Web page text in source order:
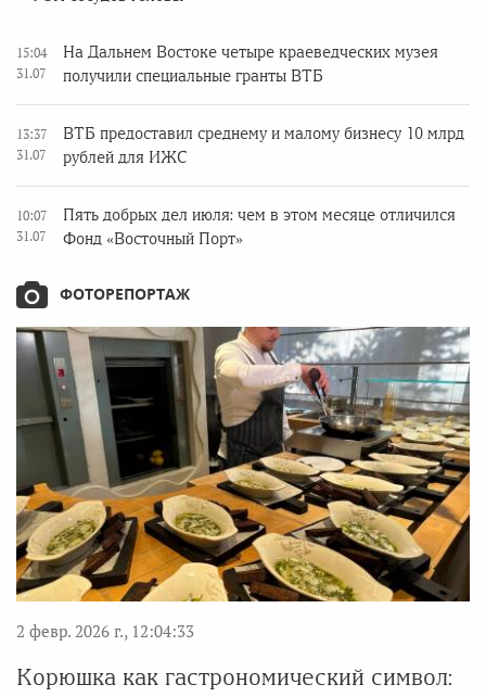
15:04
31.07
На Дальнем Востоке четыре краеведческих музея
получили специальные гранты ВТБ
13:37
31.07
ВТБ предоставил среднему и малому бизнесу 10 млрд
рублей для ИЖС
10:07
31.07
Пять добрых дел июля: чем в этом месяце отличился
Фонд «Восточный Порт»
ФОТОРЕПОРТАЖ
2 февр. 2026 г., 12:04:33
Корюшка как гастрономический символ: